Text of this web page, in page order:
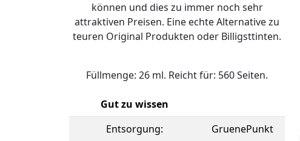
können und dies zu immer noch sehr
attraktiven Preisen. Eine echte Alternative zu
teuren Original Produkten oder Billigsttinten.
Füllmenge: 26 ml. Reicht für: 560 Seiten.
Gut zu wissen
Entsorgung:
GruenePunkt